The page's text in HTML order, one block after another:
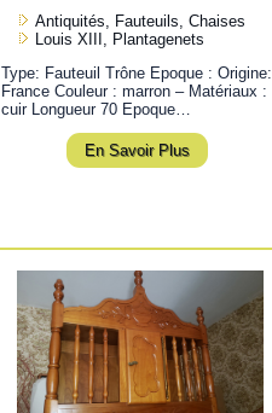
Antiquités, Fauteuils, Chaises
Louis XIII, Plantagenets
Type: Fauteuil Trône Epoque : Origine:
France Couleur : marron – Matériaux :
cuir Longueur 70 Epoque…
En Savoir Plus